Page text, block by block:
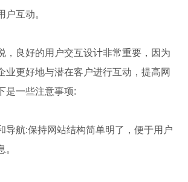
户互动。
，良好的用户交互设计非常重要，因为
业更好地与潜在客户进行互动，提高网
是一些注意事项:
导航:保持网站结构简单明了，便于用户